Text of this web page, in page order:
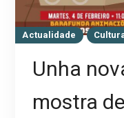
Actualidade
Unha
mostra